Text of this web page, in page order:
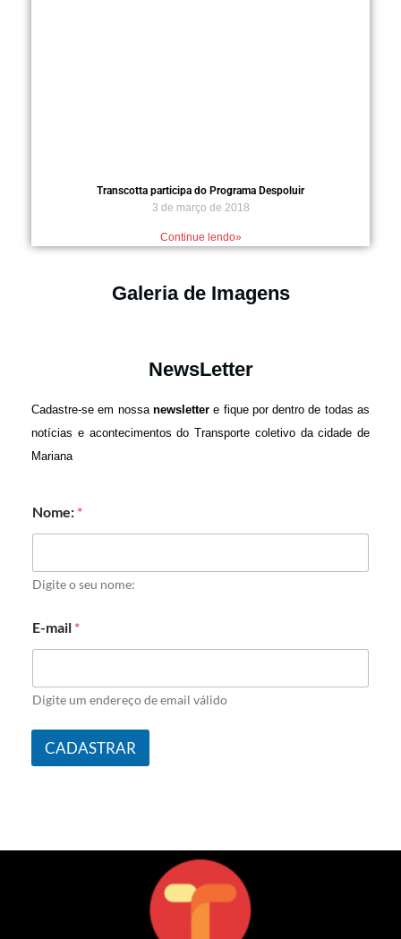
Transcotta participa do Programa Despoluir
3 de março de 2018
Continue lendo»
Galeria de Imagens
NewsLetter
Cadastre-se em nossa newslettere fique por dentro de todas as
notícias e acontecimentos do Transporte coletivo da cidade de
Mariana
Nome: *
Digite o seu nome:
E-mail *
Digite um endereço de email válido
CADASTRAR